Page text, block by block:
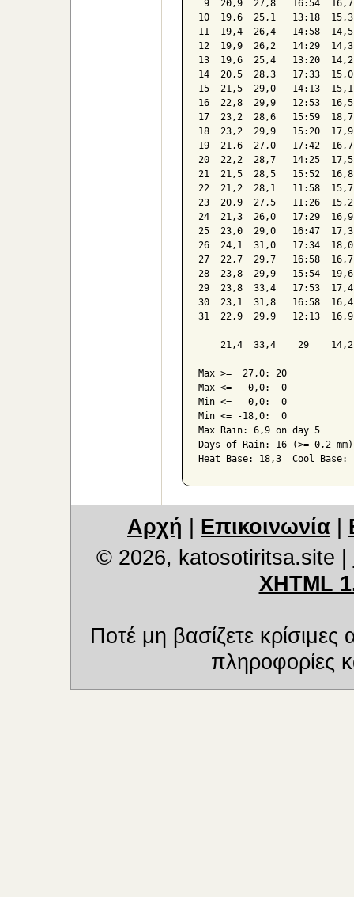
9  20,9  27,8   16:54
10  19,6  25,1   13:18
11  19,4  26,4   14:58
12  19,9  26,2   14:29
13  19,6  25,4   13:20
14  20,5  28,3   17:33
15  21,5  29,0   14:13
16  22,8  29,9   12:53
17  23,2  28,6   15:59
18  23,2  29,9   15:20
19  21,6  27,0   17:42
20  22,2  28,7   14:25
21  21,5  28,5   15:52
22  21,2  28,1   11:58
23  20,9  27,5   11:26
24  21,3  26,0   17:29
25  23,0  29,0   16:47
26  24,1  31,0   17:34
27  22,7  29,7   16:58
28  23,8  29,9   15:54
29  23,8  33,4   17:53
30  23,1  31,8   16:58
31  22,9  29,9   12:13
21,4  33,4    29
Max >=  27,0: 20
Max <=   0,0:  0
Min <=   0,0:  0
Min <= -18,0:  0
Max Rain: 6,9 on day 5
Days of Rain: 16 (>= 0,2
Αρχή Επικοινωνία
© 2026, katosotiritsa.site
XHTML
Ποτέ μη βασίζετε
πληροφορίες